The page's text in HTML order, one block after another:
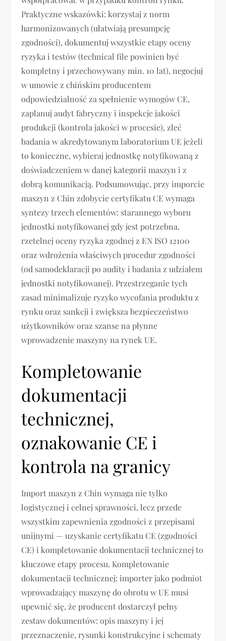
Praktyczne wskazówki: korzystaj z norm
harmonizowanych (ułatwiają presumpcję
zgodności), dokumentuj wszystkie etapy oceny
ryzyka i testów (technical file powinien być
kompletny i przechowywany min. 10 lat), negocjuj
w umowie z chińskim producentem
odpowiedzialność za spełnienie wymogów CE,
zaplanuj audyt fabryczny i inspekcje jakości
produkcji (kontrola jakości w procesie), zleć
badania w akredytowanym laboratorium UE jeżeli
to konieczne, wybieraj jednostkę notyfikowaną z
doświadczeniem w danej kategorii maszyn i z
dobrą komunikacją. Podsumowując, przy imporcie
maszyn z Chin zdobycie certyfikatu CE wymaga
syntezy trzech elementów: starannego wyboru
jednostki notyfikowanej gdy jest potrzebna,
rzetelnej oceny ryzyka zgodnej z EN ISO 12100
oraz wdrożenia właściwych procedur zgodności
(od samodeklaracji po audity i badania z udziałem
jednostki notyfikowanej). Przestrzeganie tych
zasad minimalizuje ryzyko wycofania produktu z
rynku oraz sankcji i zwiększa bezpieczeństwo
użytkowników oraz szanse na płynne
wprowadzenie maszyny na rynek UE.
Kompletowanie
dokumentacji
technicznej,
oznakowanie CE i
kontrola na granicy
Import maszyn z Chin wymaga nie tylko
logistycznej i celnej sprawności, lecz przede
wszystkim zapewnienia zgodności z przepisami
unijnymi — uzyskanie certyfikatu CE (zgodności
CE) i kompletowanie dokumentacji technicznej to
kluczowe etapy procesu. Kompletowanie
dokumentacji technicznej: importer jako podmiot
wprowadzający maszynę do obrotu w UE musi
upewnić się, że producent dostarczył pełny
zestaw dokumentów: opis maszyny i jej
przeznaczenie, rysunki konstrukcyjne i schematy